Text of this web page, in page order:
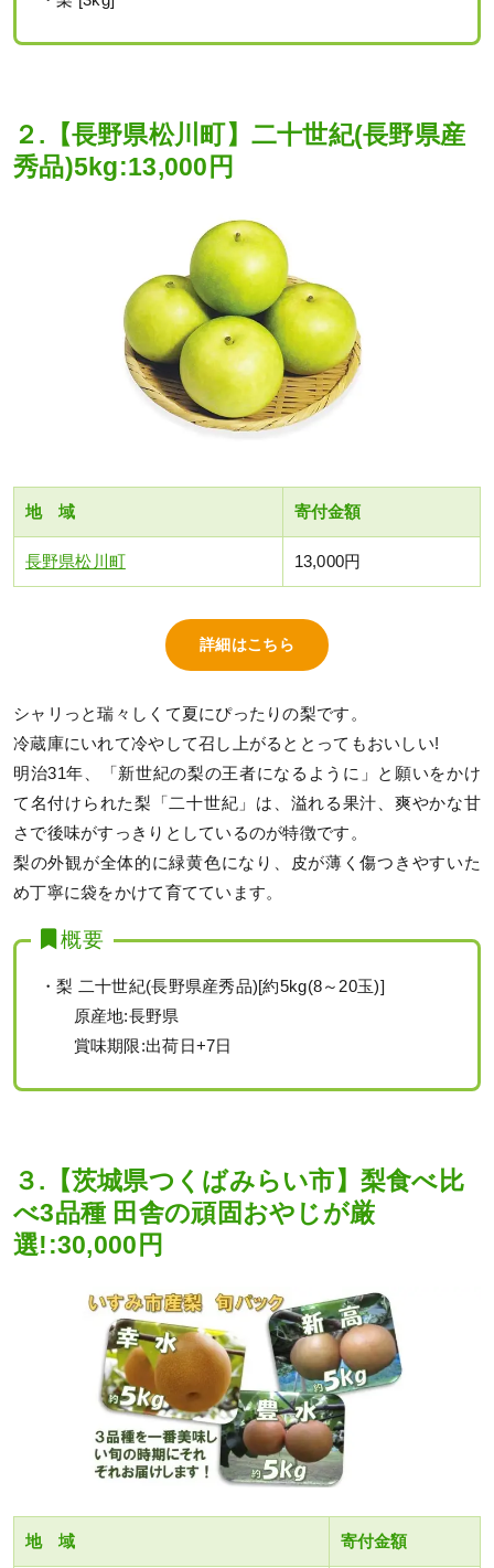
２.【長野県松川町】二十世紀(長野県産
秀品)5kg:13,000円
地 域 寄付金額
長野県松川町 13,000円
詳細はこちら
シャリっと瑞々しくて夏にぴったりの梨です。
冷蔵庫にいれて冷やして召し上がるととってもおいしい!
明治31年、「新世紀の梨の王者になるように」と願いをかけ
て名付けられた梨「二十世紀」は、溢れる果汁、爽やかな甘
さで後味がすっきりとしているのが特徴です。
梨の外観が全体的に緑黄色になり、皮が薄く傷つきやすいた
め丁寧に袋をかけて育てています。
概要
・梨 二十世紀(長野県産秀品)[約5kg(8～20玉)]
原産地:長野県
賞味期限:出荷日+7日
３.【茨城県つくばみらい市】梨食べ比
べ3品種 田舎の頑固おやじが厳
選!:30,000円
地 域 寄付金額